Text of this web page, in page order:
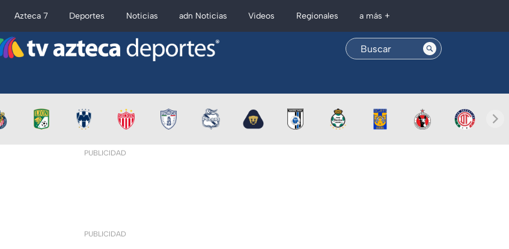
Azteca 7 Deportes Noticias adn Noticias Videos Regionales a más +
PUBLICIDAD
PUBLICIDAD